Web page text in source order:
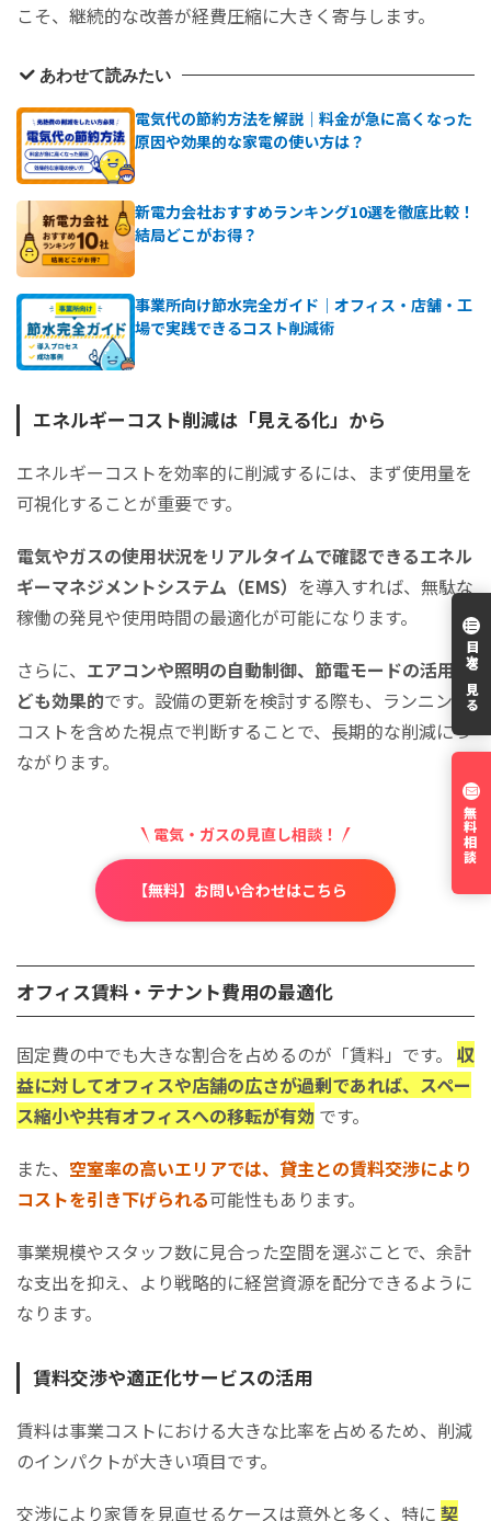
目次を見る
こそ、継続的な改善が経費圧縮に大きく寄与します。
あわせて読みたい
電気代の節約方法を解説｜料金が急に高くなった
原因や効果的な家電の使い方は？
新電力会社おすすめランキング10選を徹底比較！
結局どこがお得？
事業所向け節水完全ガイド｜オフィス・店舗・工
場で実践できるコスト削減術
エネルギーコスト削減は「見える化」から
エネルギーコストを効率的に削減するには、まず使用量を
可視化することが重要です。
電気やガスの使用状況をリアルタイムで確認できるエネル
ギーマネジメントシステム（EMS） を導入すれば、無駄な
稼働の発見や使用時間の最適化が可能になります。
さらに、 エアコンや照明の自動制御、節電モードの活用な
ども効果的です。設備の更新を検討する際も、ランニング
コストを含めた視点で判断することで、長期的な削減につ
ながります。
電気・ガスの見直し相談！
【無料】お問い合わせはこちら
オフィス賃料・テナント費用の最適化
固定費の中でも大きな割合を占めるのが「賃料」です。 収
益に対してオフィスや店舗の広さが過剰であれば、スペー
ス縮小や共有オフィスへの移転が有効 です。
また、 空室率の高いエリアでは、貸主との賃料交渉により
コストを引き下げられる可能性もあります。
事業規模やスタッフ数に見合った空間を選ぶことで、余計
な支出を抑え、より戦略的に経営資源を配分できるように
なります。
賃料交渉や適正化サービスの活用
賃料は事業コストにおける大きな比率を占めるため、削減
のインパクトが大きい項目です。
交渉により家賃を見直せるケースは意外と多く、特に 契
無料相談